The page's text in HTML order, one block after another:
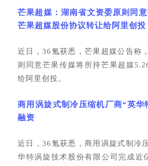
芒果超媒：湖南省文资委原则同
芒果超媒股份协议转让给阿里创投
近日，36氪获悉，芒果超媒公告称
则同意芒果传媒将所持芒果超媒
给阿里创投。
商用涡旋式制冷压缩机厂商“英华
融资
近日，36氪获悉，商用涡旋式制冷
华特涡旋技术股份有限公司完成近